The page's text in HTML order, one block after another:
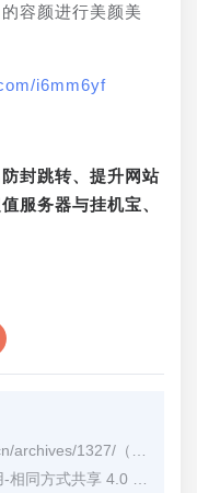
容颜进行美颜美
i6mm6yf
封跳转、提升网站
服务器与挂机宝、
archives/1327/ （转载时请注明本文出处及文章链接）
4.0 国际 (CC BY-NC-SA 4.0)